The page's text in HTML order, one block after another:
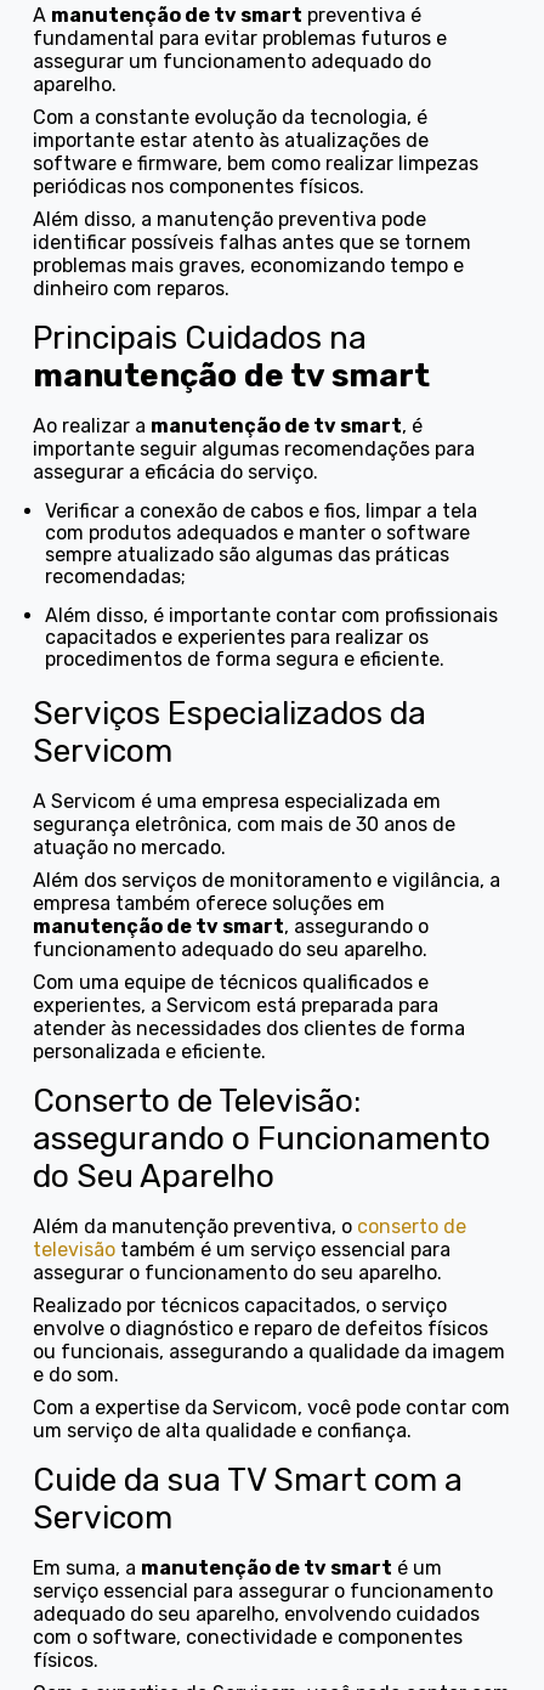
A manutenção de tv smart preventiva é
fundamental para evitar problemas futuros e
assegurar um funcionamento adequado do
aparelho.
Com a constante evolução da tecnologia, é
importante estar atento às atualizações de
software e firmware, bem como realizar limpezas
periódicas nos componentes físicos.
Além disso, a manutenção preventiva pode
identificar possíveis falhas antes que se tornem
problemas mais graves, economizando tempo e
dinheiro com reparos.
Principais Cuidados na
manutenção de tv smart
Ao realizar a manutenção de tv smart, é
importante seguir algumas recomendações para
assegurar a eficácia do serviço.
Verificar a conexão de cabos e fios, limpar a tela
com produtos adequados e manter o software
sempre atualizado são algumas das práticas
recomendadas;
Além disso, é importante contar com profissionais
capacitados e experientes para realizar os
procedimentos de forma segura e eficiente.
Serviços Especializados da
Servicom
A Servicom é uma empresa especializada em
segurança eletrônica, com mais de 30 anos de
atuação no mercado.
Além dos serviços de monitoramento e vigilância, a
empresa também oferece soluções em
manutenção de tv smart, assegurando o
funcionamento adequado do seu aparelho.
Com uma equipe de técnicos qualificados e
experientes, a Servicom está preparada para
atender às necessidades dos clientes de forma
personalizada e eficiente.
Conserto de Televisão:
assegurando o Funcionamento
do Seu Aparelho
Além da manutenção preventiva, o conserto de
televisão também é um serviço essencial para
assegurar o funcionamento do seu aparelho.
Realizado por técnicos capacitados, o serviço
envolve o diagnóstico e reparo de defeitos físicos
ou funcionais, assegurando a qualidade da imagem
e do som.
Com a expertise da Servicom, você pode contar com
um serviço de alta qualidade e confiança.
Cuide da sua TV Smart com a
Servicom
Em suma, a manutenção de tv smart é um
serviço essencial para assegurar o funcionamento
adequado do seu aparelho, envolvendo cuidados
com o software, conectividade e componentes
físicos.